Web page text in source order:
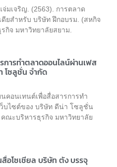
มเจริญ. (2563). การตลาด
ยสำหรับ บริษัท ฝึกอบรม. (สหกิจ
กิจ มหาวิทยาลัยสยาม.
ารทำตลาดออนไลน์ผ่านเฟส
โซลูชั่น จำกัด
คอนเทนต์เพื่อสื่อสารการทำ
บไซต์ของ บริษัท ดีน่า โซลูชั่น
คณะบริหารธุรกิจ มหาวิทยาลัย
อโซเชียล บริษัท ตัง บรรจุ